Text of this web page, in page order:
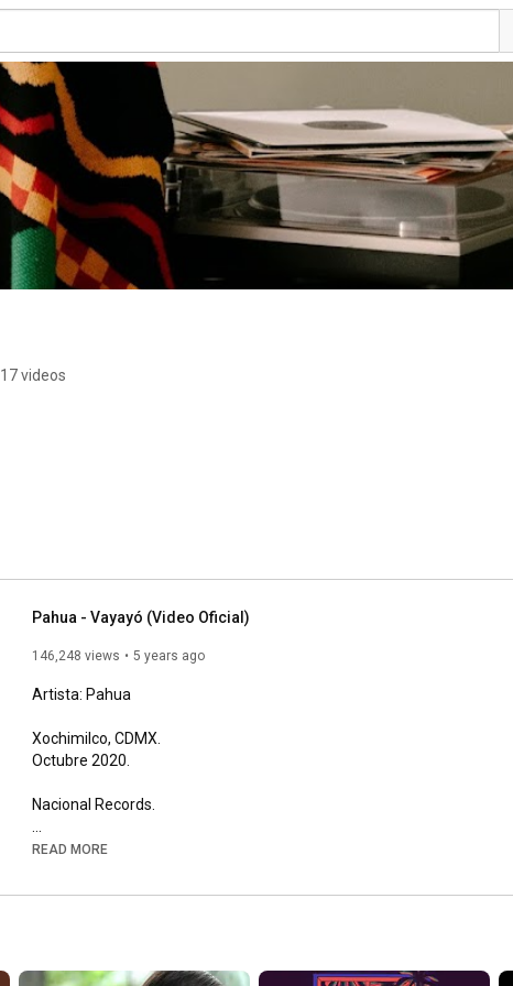
17 videos
Pahua - Vayayó (Video Oficial)
146,248 views 5 years ago
Artista: Pahua
Xochimilco, CDMX.
Octubre 2020.
Nacional Records.
Dirigido por: Zeltzin Manzano
Vestuario: Carmen Rion
Edición: Zeltzin Manzano
READ MORE